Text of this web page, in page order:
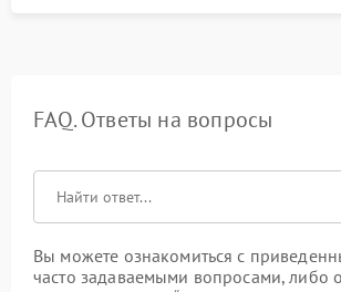
FAQ. Ответы на вопросы
Вы можете ознакомиться с
часто задаваемыми вопросами, либо